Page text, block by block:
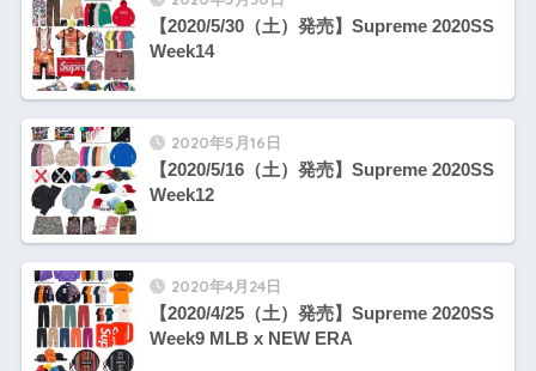
【2020/5/30（土）発売】Supreme 2020SS
Week14
2020年5月16日
【2020/5/16（土）発売】Supreme 2020SS
Week12
2020年4月24日
【2020/4/25（土）発売】Supreme 2020SS
Week9 MLB x NEW ERA